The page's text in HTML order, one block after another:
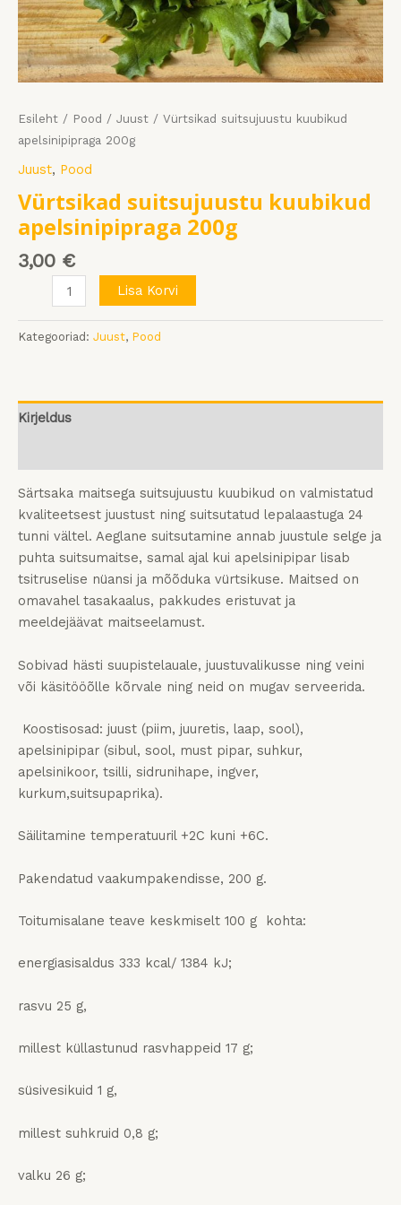
Esileht / Pood / Juust / Vürtsikad suitsujuustu kuubikud
apelsinipipraga 200g
Juust, Pood
Vürtsikad suitsujuustu kuubikud
apelsinipipraga 200g
3,00 €
Lisa Korvi
Kategooriad: Juust, Pood
Kirjeldus
Särtsaka maitsega suitsujuustu kuubikud on valmistatud
kvaliteetsest juustust ning suitsutatud lepalaastuga 24
tunni vältel. Aeglane suitsutamine annab juustule selge ja
puhta suitsumaitse, samal ajal kui apelsinipipar lisab
tsitruselise nüansi ja mõõduka vürtsikuse. Maitsed on
omavahel tasakaalus, pakkudes eristuvat ja
meeldejäävat maitseelamust.
Sobivad hästi suupistelauale, juustuvalikusse ning veini
või käsitööõlle kõrvale ning neid on mugav serveerida.
Koostisosad: juust (piim, juuretis, laap, sool),
apelsinipipar (sibul, sool, must pipar, suhkur,
apelsinikoor, tsilli, sidrunihape, ingver,
kurkum,suitsupaprika).
Säilitamine temperatuuril +2C kuni +6C.
Pakendatud vaakumpakendisse, 200 g.
Toitumisalane teave keskmiselt 100 g kohta:
energiasisaldus 333 kcal/ 1384 kJ;
rasvu 25 g,
millest küllastunud rasvhappeid 17 g;
süsivesikuid 1 g,
millest suhkruid 0,8 g;
valku 26 g;